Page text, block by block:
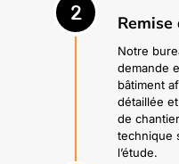
2 Remise
Notre
demande
bâtiment
détaillée
de
technique
l’étude.